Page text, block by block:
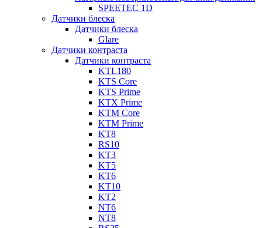
SPEETEC 1D
Датчики блеска
Датчики блеска
Glare
Датчики контраста
Датчики контраста
KTL180
KTS Core
KTS Prime
KTX Prime
KTM Core
KTM Prime
KT8
RS10
KT3
KT5
KT6
KT10
KT2
NT6
NT8